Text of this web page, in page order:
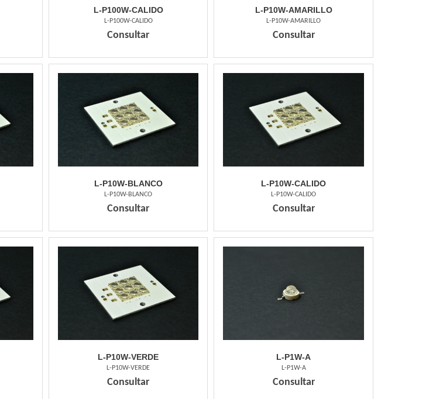
L-P100W-CALIDO
L-P100W-CALIDO
Consultar
L-P10W-AMARILLO
L-P10W-AMARILLO
Consultar
L-P10W-BLANCO
L-P10W-BLANCO
Consultar
L-P10W-CALIDO
L-P10W-CALIDO
Consultar
L-P10W-VERDE
L-P10W-VERDE
Consultar
L-P1W-A
L-P1W-A
Consultar